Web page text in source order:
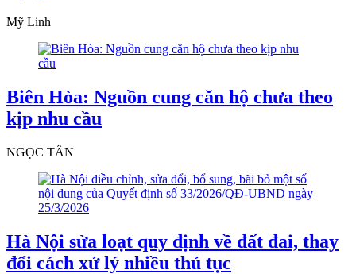
Mỹ Linh
Biên Hòa: Nguồn cung căn hộ chưa theo
kịp nhu cầu
NGỌC TÂN
Hà Nội sửa loạt quy định về đất đai, thay
đổi cách xử lý nhiều thủ tục